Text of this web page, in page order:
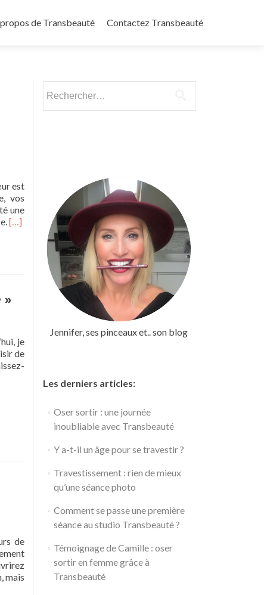
de Transbeauté Contactez Transbeauté
est
vos
une
Read
aux
2024
!
[…]
»
je
de
de
mais
Jennifer, ses pinceaux et.. son blog
Les derniers articles:
Oser sortir : une journée
inoubliable avec Transbeauté
Y a-t-il un âge pour se travestir ?
Travestissement : rien de mieux
qu’une séance photo
Comment se passe une première
séance au studio Transbeauté ?
Témoignage de Camille : oser
sortir en femme grâce à
Transbeauté